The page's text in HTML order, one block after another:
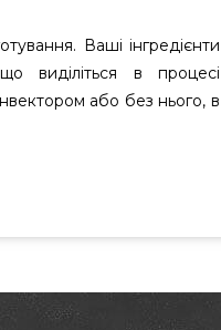
Ваші інгредієнти
виділіться в процесі
або без нього, в
гриля в каталозі інтернет
у регіонах: Ужгород,